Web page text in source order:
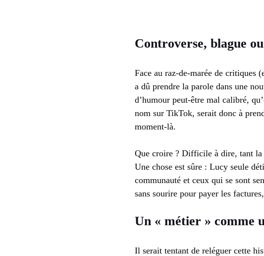
Controverse, blague
Face au raz-de-marée de critiques
a dû prendre la parole dans une
d’humour peut-être mal calibré,
nom sur TikTok, serait donc à
moment-là.
Que croire ? Difficile à dire, tant la
Une chose est sûre : Lucy seule
communauté et ceux qui se sont
sans sourire pour payer les
Un « métier » comme
Il serait tentant de reléguer cette